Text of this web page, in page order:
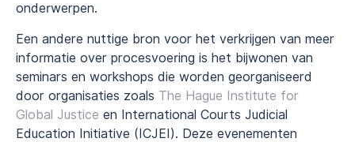
onderwerpen.
Een andere nuttige bron voor het verkrijgen van meer
informatie over procesvoering is het bijwonen van
seminars en workshops die worden georganiseerd
door organisaties zoals The Hague Institute for
Global Justice en International Courts Judicial
Education Initiative (ICJEI). Deze evenementen